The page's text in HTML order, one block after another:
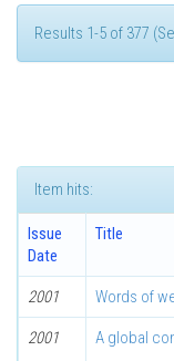
Results 1-5 of 377
Item hits:
Issue
Date
Title
2001 Words of
2001 A global